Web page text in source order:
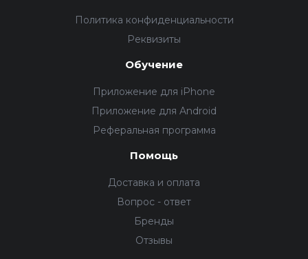
Политика конфиденциальности
Реквизиты
Обучение
Приложение для iPhone
Приложение для Android
Реферальная программа
Помощь
Доставка и оплата
Вопрос - ответ
Бренды
Отзывы